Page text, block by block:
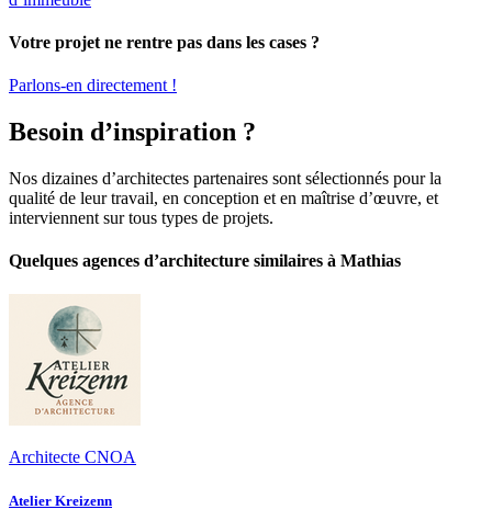
Votre projet ne rentre pas dans les cases ?
Parlons-en directement !
Besoin d’inspiration ?
Nos dizaines d’architectes partenaires sont sélectionnés pour la
qualité de leur travail, en conception et en maîtrise d’œuvre, et
interviennent sur tous types de projets.
Quelques agences d’architecture similaires à Mathias
Architecte CNOA
Atelier Kreizenn